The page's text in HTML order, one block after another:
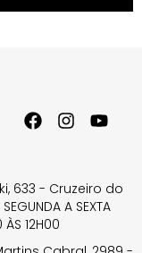
633 - Cruzeiro do
A SEXTA
12H00